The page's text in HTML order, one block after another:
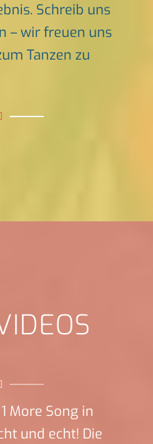
Schreib uns
– wir freuen uns
Tanzen zu
More Song in
und echt! Die